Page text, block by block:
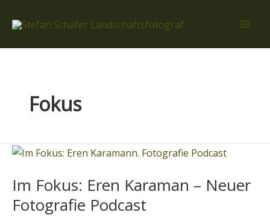
Inhalt
Fokus
Im Fokus: Eren Karaman – Neuer
Fotografie Podcast
Im
Eren
Karaman
–